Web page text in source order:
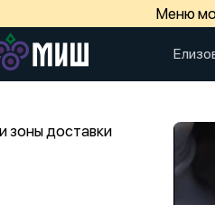
Меню
зоны доставки